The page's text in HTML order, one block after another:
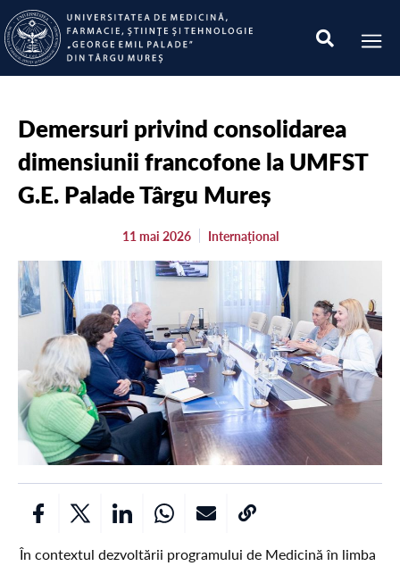
Demersuri privind consolidarea
dimensiunii francofone la UMFST
G.E. Palade Târgu Mureș
11 mai 2026 Internațional
În contextul dezvoltării programului de Medicină în limba